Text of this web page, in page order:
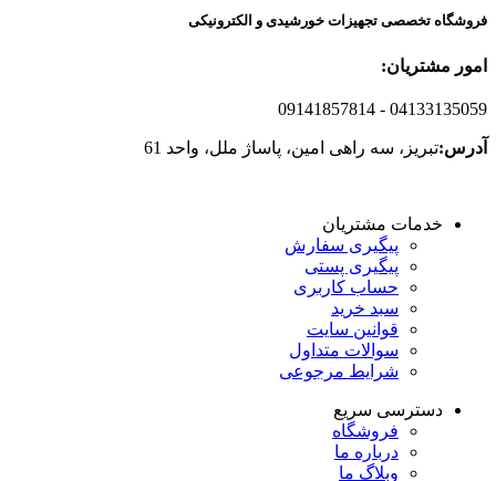
فروشگاه تخصصی تجهیزات خورشیدی و الکترونیکی
امور مشتریان:
- 04133135059
09141857814
آدرس:تبریز، سه راهی امین، پاساژ ملل، واحد 61
خدمات مشتریان
پیگیری سفارش
پیگیری پستی
حساب کاربری
سبد خرید
قوانین سایت
سوالات متداول
شرایط مرجوعی
دسترسی سریع
فروشگاه
درباره ما
وبلاگ ما